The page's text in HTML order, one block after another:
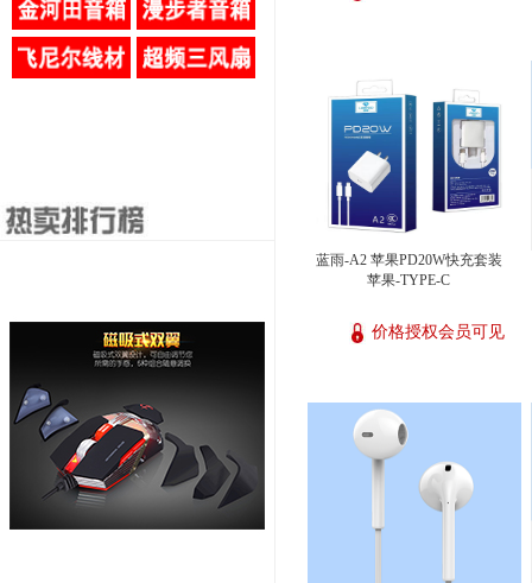
蓝雨-A2 苹果PD20W快充套装
苹果-TYPE-C
价格授权会员可见